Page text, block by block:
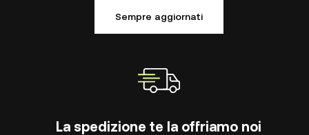
Sempre aggiornati
La spedizione te la offriamo noi